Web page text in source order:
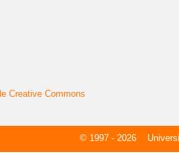
Creative Commons
© 1997 - 2026